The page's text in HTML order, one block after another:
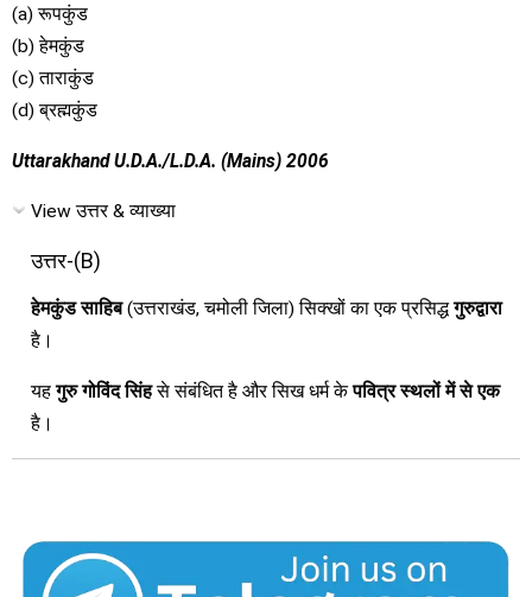
(a) रूपकुंड
(b) हेमकुंड
(c) ताराकुंड
(d) ब्रह्मकुंड
Uttarakhand U.D.A./L.D.A. (Mains) 2006
View उत्तर & व्याख्या
उत्तर-(B)
हेमकुंड साहिब(उत्तराखंड, चमोली जिला) सिक्खों का एक प्रसिद्धगुरुद्वारा
है।
यहगुरु गोविंद सिंहसे संबंधित है और सिख धर्म केपवित्र स्थलों में से एक
है।